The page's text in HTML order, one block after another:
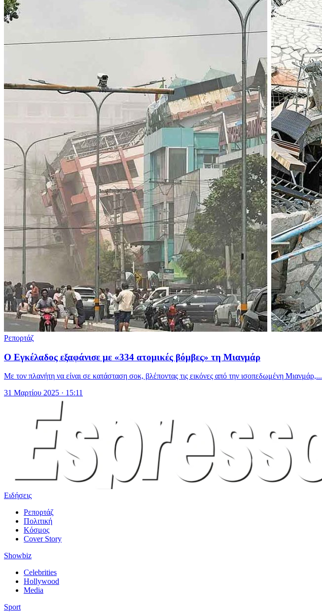
Ρεπορτάζ
Ο Εγκέλαδος εξαφάνισε με «334 ατομικές βόμβες» τη Μιανμάρ
Με τον πλανήτη να είναι σε κατάσταση σοκ, βλέποντας τις εικόνες από την ισοπεδωμένη Μιανμάρ,...
31 Μαρτίου 2025 · 15:11
Ειδήσεις
Ρεπορτάζ
Πολιτική
Κόσμος
Cover Story
Showbiz
Celebrities
Hollywood
Media
Sport